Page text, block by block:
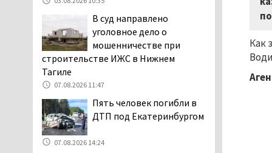
Как
06.08.2026 16:28
Прокуратура
Дзержинского района
возбудила административное дело в
отсутствия холодной воды
06.08.2026 15:42
Двое детей пострадали
В суд направлено
уголовное дело о
мошенничестве при
строительстве ИЖС в Нижнем
Тагиле
07.08.2026 11:47
Пять человек погибли в
ДТП под Екатеринбургом
07.08.2026 14:24